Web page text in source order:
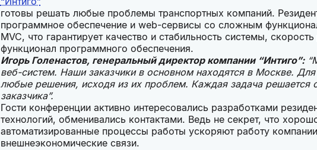
готовы решать любые проблемы транспортных компаний.
программное обеспечение и web-сервисы со сложным
MVC, что гарантирует качество и стабильность системы,
функционал программного обеспечения.
Игорь Голенастов, генеральный директор компании “Интиго”:
веб-систем. Наши заказчики в основном находятся в Москве.
любые решения, исходя из их проблем. Каждая задача решается
заказчика”.
Гости конференции активно интересовались разработками
технологий, обменивались контактами. Ведь не секрет, что
автоматизированные процессы работы ускоряют работу
внешнеэкономические связи.